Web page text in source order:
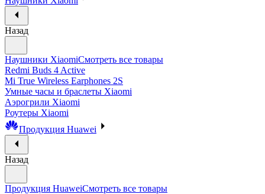
Назад
Наушники XiaomiСмотреть все товары
Redmi Buds 4 Active
Mi True Wireless Earphones 2S
Умные часы и браслеты Xiaomi
Аэрогрили Xiaomi
Роутеры Xiaomi
Продукция Huawei
Назад
Продукция HuaweiСмотреть все товары